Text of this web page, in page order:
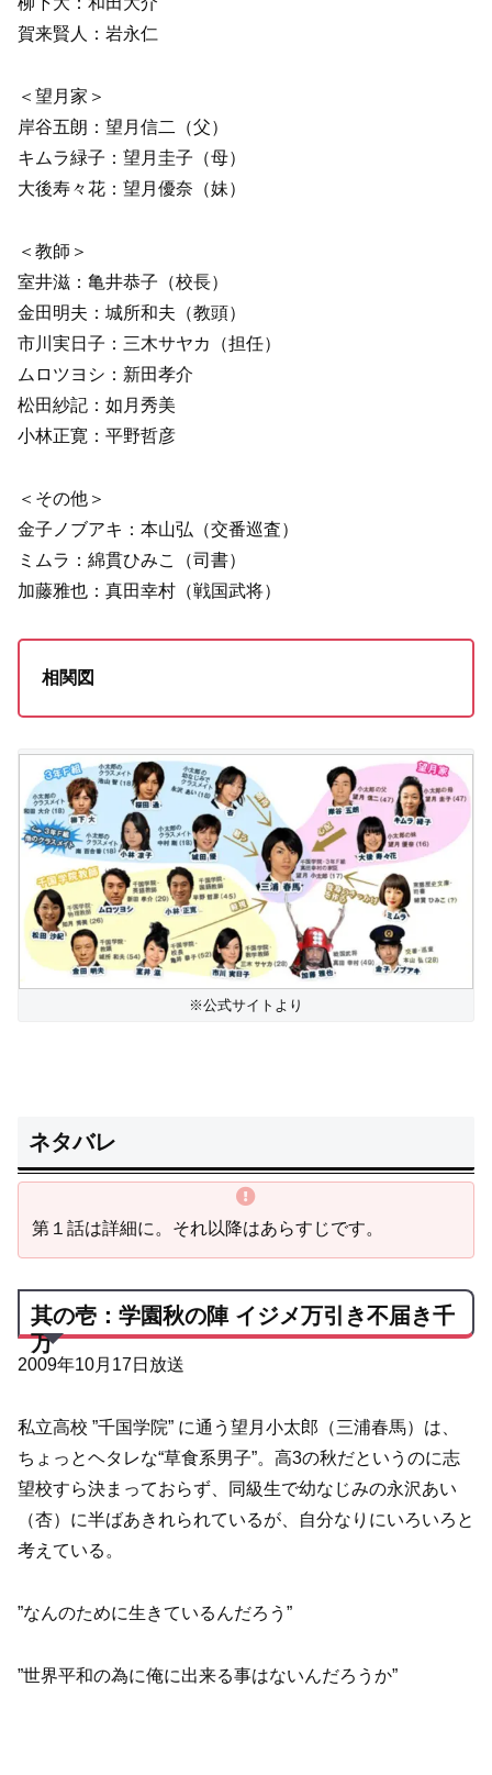
賀来賢人：岩永仁
＜望月家＞
岸谷五朗：望月信二（父）
キムラ緑子：望月圭子（母）
大後寿々花：望月優奈（妹）
＜教師＞
室井滋：亀井恭子（校長）
金田明夫：城所和夫（教頭）
市川実日子：三木サヤカ（担任）
ムロツヨシ：新田孝介
松田紗記：如月秀美
小林正寛：平野哲彦
＜その他＞
金子ノブアキ：本山弘（交番巡査）
ミムラ：綿貫ひみこ（司書）
加藤雅也：真田幸村（戦国武将）
相関図
※公式サイトより
ネタバレ
第１話は詳細に。それ以降はあらすじです。
其の壱：学園秋の陣 イジメ万引き不届き千
万
2009年10月17日放送
私立高校 ”千国学院” に通う望月小太郎（三浦春馬）は、
ちょっとヘタレな“草食系男子”。高3の秋だというのに志
望校すら決まっておらず、同級生で幼なじみの永沢あい
（杏）に半ばあきれられているが、自分なりにいろいろと
考えている。
”なんのために生きているんだろう”
”世界平和の為に俺に出来る事はないんだろうか”